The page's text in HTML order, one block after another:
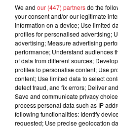
FIL D'ACTUS
We and our (447) partnersdo the
your consent and/or our legitimate
information on a device; Use limited
profiles for personalised advertising;
advertising; Measure advertising
performance; Understand audiences
of data from different sources;
profiles to personalise content; Use
content; Use limited data to select
detect fraud, and fix errors; Deliver
Save and communicate privacy
process personal data such as IP
following functionalities: Identify
requested; Use precise geolocation